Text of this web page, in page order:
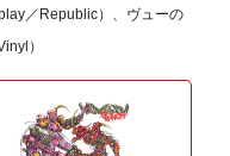
／Republic）、ヴューの
）